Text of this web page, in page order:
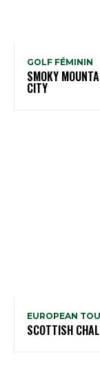
GOLF FÉMININ
SMOKY
CITY
EUROPEAN
SCOTTISH